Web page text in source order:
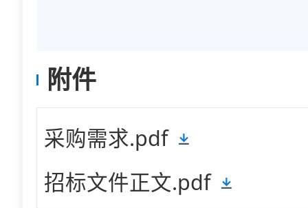
附件
采购需求.pdf
招标文件正文.pdf